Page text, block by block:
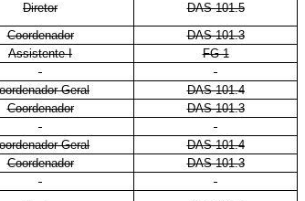
Diretor
DAS 101.5
Coordenador
DAS 101.3
Assistente I FG-1
Geral
DAS 101.4
Coordenador DAS 101.3
Geral
DAS 101.4
Coordenador DAS 101.3